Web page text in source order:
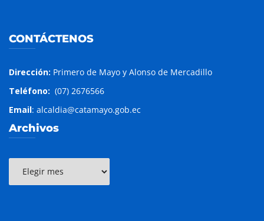
CONTÁCTENOS
Dirección: Primero de Mayo y Alonso de Mercadillo
Teléfono: (07) 2676566
Email: alcaldia@catamayo.gob.ec
Archivos